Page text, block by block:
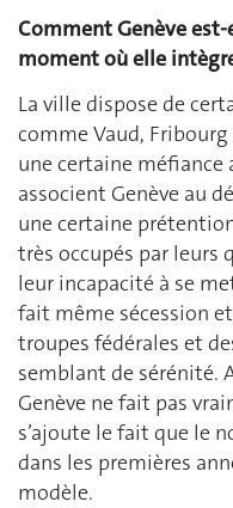
Comment Genève
moment où elle
La ville dispose de
comme Vaud,
une certaine méfiance
associent Genève au
une certaine
très occupés par leurs
leur incapacité à se
fait même sécession
troupes fédérales et
semblant de sérénité.
Genève ne fait pas
s’ajoute le fait que le
dans les premières
modèle.